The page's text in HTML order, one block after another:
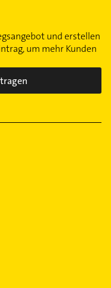
und erstellen
um mehr Kunden